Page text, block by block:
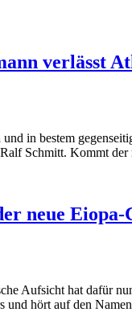
verlässt
in bestem
Schmitt. Kommt der
neue Eiopa-
Aufsicht hat dafür
und hört auf den